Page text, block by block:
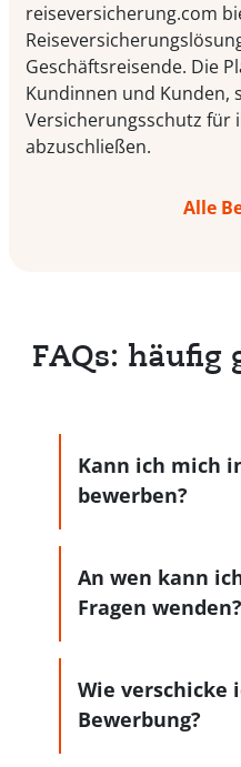
reiseversicherung.com
Geschäftsreisende. Die
Kundinnen und Kunden,
Versicherungsschutz für
abzuschließen.
Alle
FAQs: häufig
Kann ich mich
bewerben?
An wen kann
Fragen wenden?
Wie verschicke
Bewerbung?